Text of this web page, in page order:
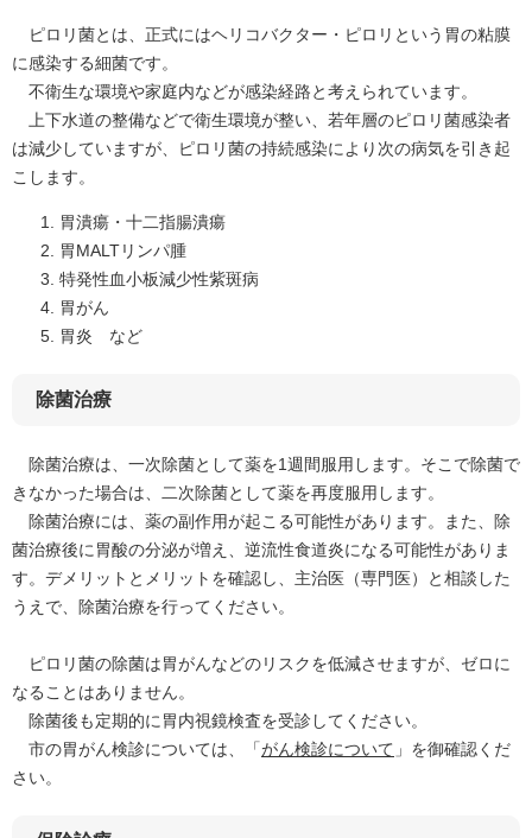
ピロリ菌とは、正式にはヘリコバクター・ピロリという胃の粘膜
に感染する細菌です。
不衛生な環境や家庭内などが感染経路と考えられています。
上下水道の整備などで衛生環境が整い、若年層のピロリ菌感染者
は減少していますが、ピロリ菌の持続感染により次の病気を引き起
こします。
胃潰瘍・十二指腸潰瘍
胃MALTリンパ腫
特発性血小板減少性紫斑病
胃がん
胃炎 など
除菌治療
除菌治療は、一次除菌として薬を1週間服用します。そこで除菌で
きなかった場合は、二次除菌として薬を再度服用します。
除菌治療には、薬の副作用が起こる可能性があります。また、除
菌治療後に胃酸の分泌が増え、逆流性食道炎になる可能性がありま
す。デメリットとメリットを確認し、主治医（専門医）と相談した
うえで、除菌治療を行ってください。
ピロリ菌の除菌は胃がんなどのリスクを低減させますが、ゼロに
なることはありません。
除菌後も定期的に胃内視鏡検査を受診してください。
市の胃がん検診については、「がん検診について 」を御確認くだ
さい。